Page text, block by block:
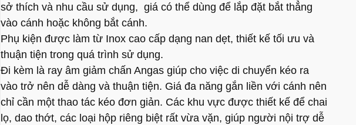
sở thích và nhu cầu sử dụng, giá có thể dùng để lắp đặt bắt thẳng
vào cánh hoặc không bắt cánh.
Phụ kiện được làm từ Inox cao cấp dạng nan dẹt, thiết kế tối ưu và
thuận tiện trong quá trình sử dụng.
Đi kèm là ray âm giảm chấn Angas giúp cho việc di chuyển kéo ra
vào trở nên dễ dàng và thuận tiện. Giá đa năng gắn liền với cánh nên
chỉ cần một thao tác kéo đơn giản. Các khu vực được thiết kế để chai
lọ, dao thớt, các loại hộp riêng biệt rất vừa vặn, giúp người nội trợ dễ